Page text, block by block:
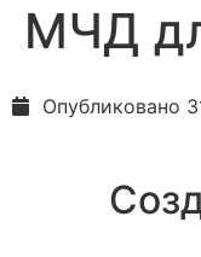
МЧД
Опубликовано